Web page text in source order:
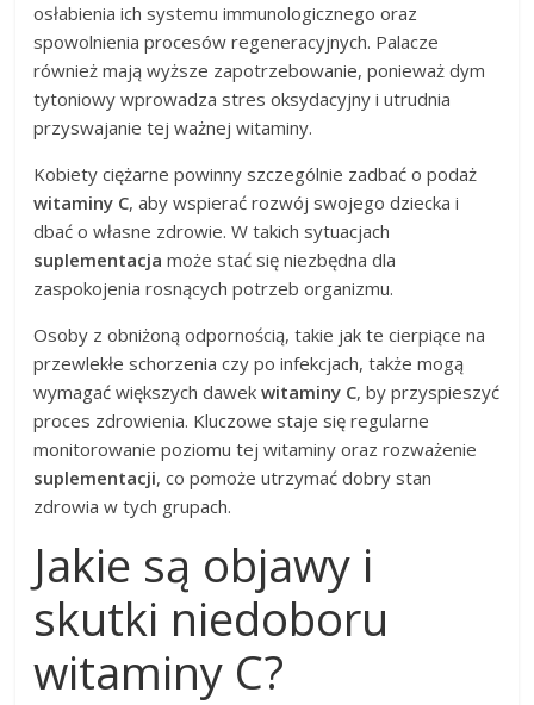
osłabienia ich systemu immunologicznego oraz
spowolnienia procesów regeneracyjnych. Palacze
również mają wyższe zapotrzebowanie, ponieważ dym
tytoniowy wprowadza stres oksydacyjny i utrudnia
przyswajanie tej ważnej witaminy.
Kobiety ciężarne powinny szczególnie zadbać o podaż
witaminy C, aby wspierać rozwój swojego dziecka i
dbać o własne zdrowie. W takich sytuacjach
suplementacja może stać się niezbędna dla
zaspokojenia rosnących potrzeb organizmu.
Osoby z obniżoną odpornością, takie jak te cierpiące na
przewlekłe schorzenia czy po infekcjach, także mogą
wymagać większych dawekwitaminy C, by przyspieszyć
proces zdrowienia. Kluczowe staje się regularne
monitorowanie poziomu tej witaminy oraz rozważenie
suplementacji, co pomoże utrzymać dobry stan
zdrowia w tych grupach.
Jakie są objawy i
skutki niedoboru
witaminy C?